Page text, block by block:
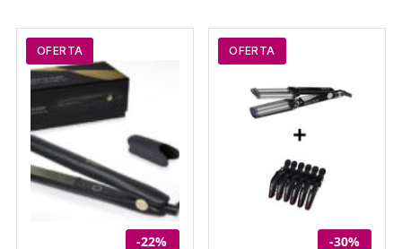
hasta
52,51€
era:
35,00€.
es:
OFERTA
-22%
OFERTA
-30%